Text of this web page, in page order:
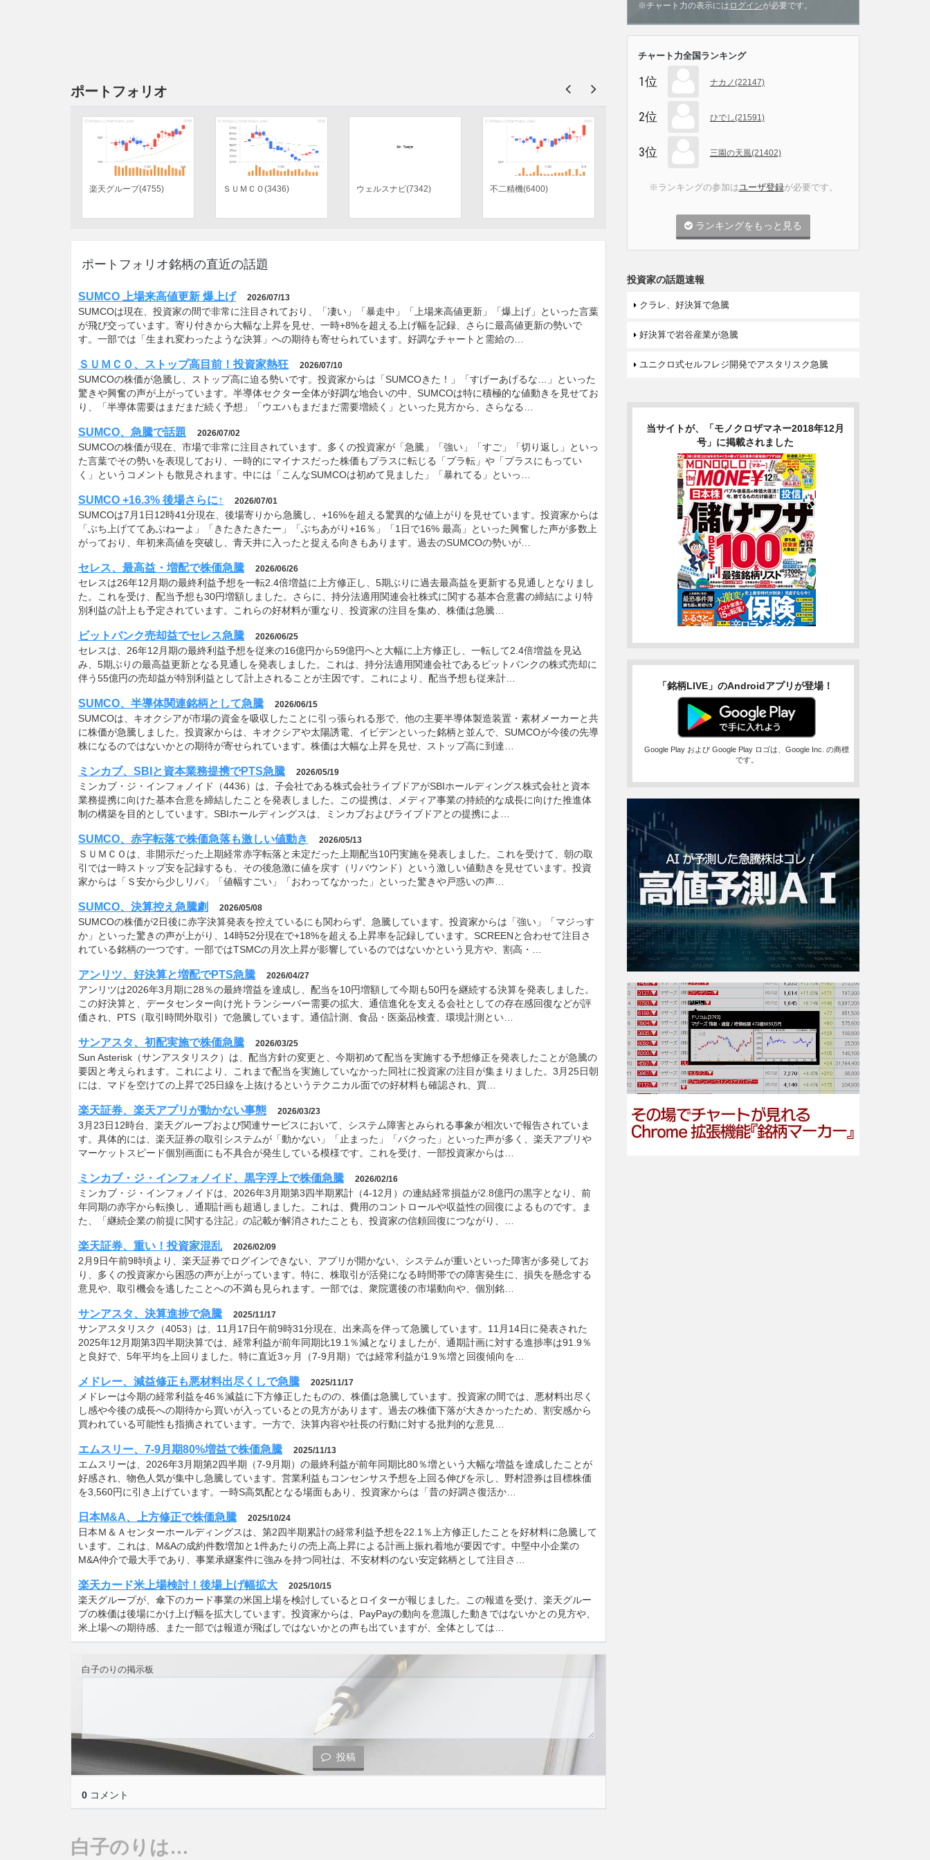
ポートフォリオ
ツインバード(6897) 神戸物産(3038)
Ｓｕｎ Ａｓｔｅｒｉｓ
エムスリー(2413)
ポートフォリオ銘柄の直近の話題
SUMCO 上場来高値更新 爆上げ 2026/07/13
SUMCOは現在、投資家の間で非常に注目されており、「凄い」「暴走中」「上場来高値更新」「爆上げ」といった言葉
が飛び交っています。寄り付きから大幅な上昇を見せ、一時+8%を超える上げ幅を記録、さらに最高値更新の勢いで
す。一部では「生まれ変わったような決算」への期待も寄せられています。好調なチャートと需給の…
ＳＵＭＣＯ、ストップ高目前！投資家熱狂 2026/07/10
SUMCOの株価が急騰し、ストップ高に迫る勢いです。投資家からは「SUMCOきた！」「すげーあげるな…」といった
驚きや興奮の声が上がっています。半導体セクター全体が好調な地合いの中、SUMCOは特に積極的な値動きを見せてお
り、「半導体需要はまだまだ続く予想」「ウエハもまだまだ需要増続く」といった見方から、さらなる…
SUMCO、急騰で話題 2026/07/02
SUMCOの株価が現在、市場で非常に注目されています。多くの投資家が「急騰」「強い」「すご」「切り返し」といっ
た言葉でその勢いを表現しており、一時的にマイナスだった株価もプラスに転じる「プラ転」や「プラスにもってい
く」というコメントも散見されます。中には「こんなSUMCOは初めて見ました」「暴れてる」といっ…
SUMCO +16.3% 後場さらに↑ 2026/07/01
SUMCOは7月1日12時41分現在、後場寄りから急騰し、+16%を超える驚異的な値上がりを見せています。投資家からは
「ぶち上げててあぶねーよ」「きたきたきたー」「ぶちあがり+16％」「1日で16% 最高」といった興奮した声が多数上
がっており、年初来高値を突破し、青天井に入ったと捉える向きもあります。過去のSUMCOの勢いが…
セレス、最高益・増配で株価急騰 2026/06/26
セレスは26年12月期の最終利益予想を一転2.4倍増益に上方修正し、5期ぶりに過去最高益を更新する見通しとなりまし
た。これを受け、配当予想も30円増額しました。さらに、持分法適用関連会社株式に関する基本合意書の締結により特
別利益の計上も予定されています。これらの好材料が重なり、投資家の注目を集め、株価は急騰…
ビットバンク売却益でセレス急騰 2026/06/25
セレスは、26年12月期の最終利益予想を従来の16億円から59億円へと大幅に上方修正し、一転して2.4倍増益を見込
み、5期ぶりの最高益更新となる見通しを発表しました。これは、持分法適用関連会社であるビットバンクの株式売却に
伴う55億円の売却益が特別利益として計上されることが主因です。これにより、配当予想も従来計…
SUMCO、半導体関連銘柄として急騰 2026/06/15
SUMCOは、キオクシアが市場の資金を吸収したことに引っ張られる形で、他の主要半導体製造装置・素材メーカーと共
に株価が急騰しました。投資家からは、キオクシアや太陽誘電、イビデンといった銘柄と並んで、SUMCOが今後の先導
株になるのではないかとの期待が寄せられています。株価は大幅な上昇を見せ、ストップ高に到達…
ミンカブ、SBIと資本業務提携でPTS急騰 2026/05/19
ミンカブ・ジ・インフォノイド（4436）は、子会社である株式会社ライブドアがSBIホールディングス株式会社と資本
業務提携に向けた基本合意を締結したことを発表しました。この提携は、メディア事業の持続的な成長に向けた推進体
制の構築を目的としています。SBIホールディングスは、ミンカブおよびライブドアとの提携によ…
SUMCO、赤字転落で株価急落も激しい値動き 2026/05/13
ＳＵＭＣＯは、非開示だった上期経常赤字転落と未定だった上期配当10円実施を発表しました。これを受けて、朝の取
引では一時ストップ安を記録するも、その後急激に値を戻す（リバウンド）という激しい値動きを見せています。投資
家からは「Ｓ安から少しリバ」「値幅すごい」「おわってなかった」といった驚きや戸惑いの声…
SUMCO、決算控え急騰劇 2026/05/08
SUMCOの株価が2日後に赤字決算発表を控えているにも関わらず、急騰しています。投資家からは「強い」「マジっす
か」といった驚きの声が上がり、14時52分現在で+18%を超える上昇率を記録しています。SCREENと合わせて注目さ
れている銘柄の一つです。一部ではTSMCの月次上昇が影響しているのではないかという見方や、割高・…
アンリツ、好決算と増配でPTS急騰 2026/04/27
アンリツは2026年3月期に28％の最終増益を達成し、配当を10円増額して今期も50円を継続する決算を発表しました。
この好決算と、データセンター向け光トランシーバー需要の拡大、通信進化を支える会社としての存在感回復などが評
価され、PTS（取引時間外取引）で急騰しています。通信計測、食品・医薬品検査、環境計測とい…
サンアスタ、初配実施で株価急騰 2026/03/25
Sun Asterisk（サンアスタリスク）は、配当方針の変更と、今期初めて配当を実施する予想修正を発表したことが急騰の
要因と考えられます。これにより、これまで配当を実施していなかった同社に投資家の注目が集まりました。3月25日朝
には、マドを空けての上昇で25日線を上抜けるというテクニカル面での好材料も確認され、買…
楽天証券、楽天アプリが動かない事態 2026/03/23
3月23日12時台、楽天グループおよび関連サービスにおいて、システム障害とみられる事象が相次いで報告されていま
す。具体的には、楽天証券の取引システムが「動かない」「止まった」「バクった」といった声が多く、楽天アプリや
マーケットスピード個別画面にも不具合が発生している模様です。これを受け、一部投資家からは…
ミンカブ・ジ・インフォノイド、黒字浮上で株価急騰 2026/02/16
ミンカブ・ジ・インフォノイドは、2026年3月期第3四半期累計（4-12月）の連結経常損益が2.8億円の黒字となり、前
年同期の赤字から転換し、通期計画も超過しました。これは、費用のコントロールや収益性の回復によるものです。ま
た、「継続企業の前提に関する注記」の記載が解消されたことも、投資家の信頼回復につながり、…
楽天証券、重い！投資家混乱 2026/02/09
2月9日午前9時頃より、楽天証券でログインできない、アプリが開かない、システムが重いといった障害が多発してお
り、多くの投資家から困惑の声が上がっています。特に、株取引が活発になる時間帯での障害発生に、損失を懸念する
意見や、取引機会を逃したことへの不満も見られます。一部では、衆院選後の市場動向や、個別銘…
サンアスタ、決算進捗で急騰 2025/11/17
サンアスタリスク（4053）は、11月17日午前9時31分現在、出来高を伴って急騰しています。11月14日に発表された
2025年12月期第3四半期決算では、経常利益が前年同期比19.1％減となりましたが、通期計画に対する進捗率は91.9％
と良好で、5年平均を上回りました。特に直近3ヶ月（7-9月期）では経常利益が1.9％増と回復傾向を…
メドレー、減益修正も悪材料出尽くしで急騰 2025/11/17
メドレーは今期の経常利益を46％減益に下方修正したものの、株価は急騰しています。投資家の間では、悪材料出尽く
し感や今後の成長への期待から買いが入っているとの見方があります。過去の株価下落が大きかったため、割安感から
買われている可能性も指摘されています。一方で、決算内容や社長の行動に対する批判的な意見…
エムスリー、7-9月期80%増益で株価急騰 2025/11/13
エムスリーは、2026年3月期第2四半期（7-9月期）の最終利益が前年同期比80％増という大幅な増益を達成したことが
好感され、物色人気が集中し急騰しています。営業利益もコンセンサス予想を上回る伸びを示し、野村證券は目標株価
を3,560円に引き上げています。一時S高気配となる場面もあり、投資家からは「昔の好調さ復活か…
日本M&A、上方修正で株価急騰 2025/10/24
日本Ｍ＆Ａセンターホールディングスは、第2四半期累計の経常利益予想を22.1％上方修正したことを好材料に急騰して
います。これは、M&Aの成約件数増加と1件あたりの売上高上昇による計画上振れ着地が要因です。中堅中小企業の
M&A仲介で最大手であり、事業承継案件に強みを持つ同社は、不安材料のない安定銘柄として注目さ…
楽天カード米上場検討！後場上げ幅拡大 2025/10/15
楽天グループが、傘下のカード事業の米国上場を検討しているとロイターが報じました。この報道を受け、楽天グルー
プの株価は後場にかけ上げ幅を拡大しています。投資家からは、PayPayの動向を意識した動きではないかとの見方や、
米上場への期待感、また一部では報道が飛ばしではないかとの声も出ていますが、全体としては…
白子のりの掲示板
投稿
0 コメント
白子のりは…
※チャート力の表示には ログインが必要です。
チャート力全国ランキング
1位 ナカノ(22147)
2位 ひでし(21591)
3位 三園の天風(21402)
※ランキングの参加はユーザ登録が必要です。
ランキングをもっと見る
投資家の話題速報
クラレ、好決算で急騰
好決算で岩谷産業が急騰
ユニクロ式セルフレジ開発でアスタリスク急騰
当サイトが、「モノクロザマネー2018年12月
号」に掲載されました
「銘柄LIVE」のAndroidアプリが登場！
Google Play および Google Play ロゴは、Google Inc. の商標
です。